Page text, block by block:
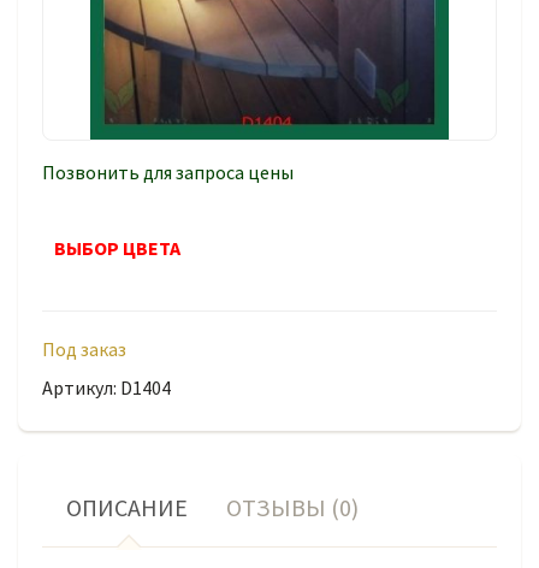
Позвонить для запроса цены
ВЫБОР ЦВЕТА
Под заказ
Артикул: D1404
ОПИСАНИЕ ОТЗЫВЫ (0)